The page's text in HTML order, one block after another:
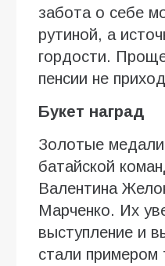
забота о себе
рутиной, а
гордости.
пенсии не
Букет наград
Золотые медали
батайской
Валентина
Марченко. Их
выступление и
стали примером